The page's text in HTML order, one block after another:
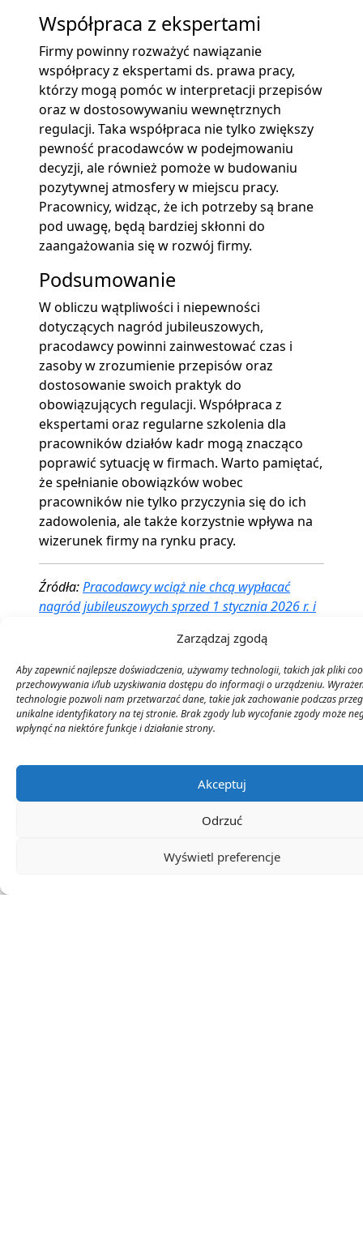
Zarządzaj zgodą
Aby zapewnić najlepsze doświadczenia, używamy technologii, takich jak pliki
przechowywania i/lub uzyskiwania dostępu do informacji o urządzeniu.
technologie pozwoli nam przetwarzać dane, takie jak zachowanie podczas
unikalne identyfikatory na tej stronie. Brak zgody lub wycofanie zgody może
wpłynąć na niektóre funkcje i działanie strony.
Akceptuj
Odrzuć
Wyświetl preferencje
Współpraca z ekspertami
Firmy powinny rozważyć nawiązanie
współpracy z ekspertami ds. prawa pracy,
którzy mogą pomóc w interpretacji przepisów
oraz w dostosowywaniu wewnętrznych
regulacji. Taka współpraca nie tylko zwiększy
pewność pracodawców w podejmowaniu
decyzji, ale również pomoże w budowaniu
pozytywnej atmosfery w miejscu pracy.
Pracownicy, widząc, że ich potrzeby są brane
pod uwagę, będą bardziej skłonni do
zaangażowania się w rozwój firmy.
Podsumowanie
W obliczu wątpliwości i niepewności
dotyczących nagród jubileuszowych,
pracodawcy powinni zainwestować czas i
zasoby w zrozumienie przepisów oraz
dostosowanie swoich praktyk do
obowiązujących regulacji. Współpraca z
ekspertami oraz regularne szkolenia dla
pracowników działów kadr mogą znacząco
poprawić sytuację w firmach. Warto pamiętać,
że spełnianie obowiązków wobec
pracowników nie tylko przyczynia się do ich
zadowolenia, ale także korzystnie wpływa na
wizerunek firmy na rynku pracy.
Źródła:Pracodawcy wciąż nie chcą wypłacać
nagród jubileuszowych sprzed 1 stycznia 2026 r. i
0
Ocena artykułu